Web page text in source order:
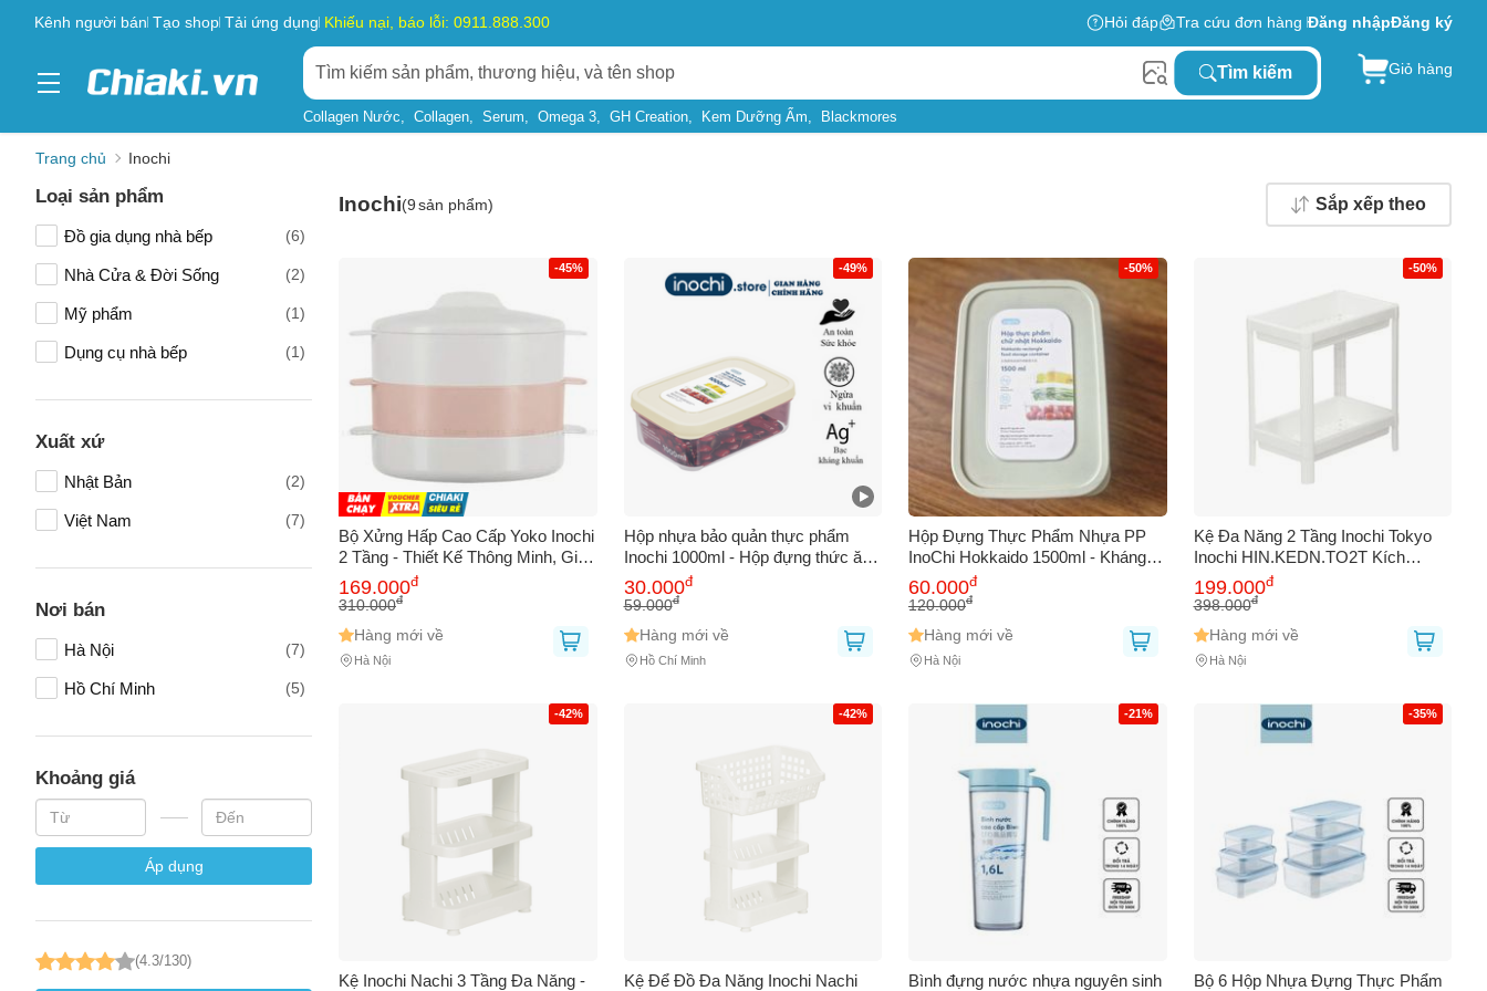
Kênh người bán Tạo shop Tải ứng dụng Khiếu nại, báo lỗi: 0911.888.300 Hỏi đáp Tra cứu đơn hàng Đăng nhậpĐăng ký
Tìm kiếm
Collagen Nước Collagen Serum Omega 3 GH Creation Kem Dưỡng Ẩm Blackmores
Giỏ hàng
Trang chủ Inochi
Loại sản phẩm
Đồ gia dụng nhà bếp (6)
Nhà Cửa & Đời Sống (2)
Mỹ phẩm (1)
Dụng cụ nhà bếp (1)
Xuất xứ
Nhật Bản (2)
Việt Nam (7)
Nơi bán
Hà Nội (7)
Hồ Chí Minh (5)
Khoảng giá
Áp dụng
(4.3/130)
Inochi(9 sản phẩm) Sắp xếp theo
-45%
Bộ Xửng Hấp Cao Cấp Yoko Inochi
2 Tầng - Thiết Kế Thông Minh, Giữ
Trọn Hương Vị thực Phẩm, Dễ
Dàng Vệ Sinh và Bảo Quản
169.000đ
310.000đ
Hàng mới về
Hà Nội
-49%
Hộp nhựa bảo quản thực phẩm
Inochi 1000ml - Hộp đựng thức ăn
an toàn, chất lượng cao, chuẩn
Nhật Bản, phù hợp cho mọi gia
30.000đ
59.000đ
Hàng mới về
Hồ Chí Minh
-50%
Hộp Đựng Thực Phẩm Nhựa PP
InoChi Hokkaido 1500ml - Kháng
Khuẩn, Chịu Nhiệt - Dùng Trong Lò
Vi Sóng, An Toàn Cho Thực Phẩm
60.000đ
120.000đ
Hàng mới về
Hà Nội
-50%
Kệ Đa Năng 2 Tầng Inochi Tokyo
Inochi HIN.KEDN.TO2T Kích
Thước 365 x 232 x 404 mm
199.000đ
398.000đ
Hàng mới về
Hà Nội
-42%
Kệ Inochi Nachi 3 Tầng Đa Năng -
-42%
Kệ Để Đồ Đa Năng Inochi Nachi
-21%
Bình đựng nước nhựa nguyên sinh
-35%
Bộ 6 Hộp Nhựa Đựng Thực Phẩm
Bạn gặp vấn đề vềSản phẩm hay Mua hàng
Hãy báo lỗi cho chúng tôi. Hoặc gọi cho chúng tôi qua số 0911.888.300
Tên của bạn
Vấn đề bạn gặp phải
Mô tả